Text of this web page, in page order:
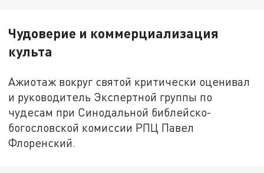
Чудоверие и коммерциализация
культа
Ажиотаж вокруг святой критически оценивал
и руководитель Экспертной группы по
чудесам при Синодальной библейско-
богословской комиссии РПЦ Павел
Флоренский.